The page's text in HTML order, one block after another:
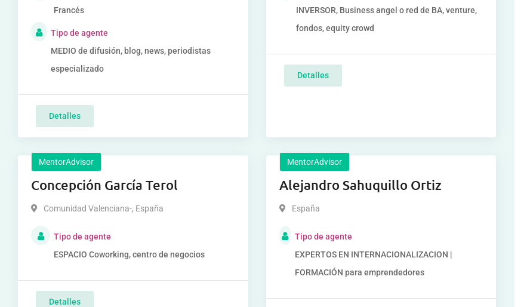
Francés
Tipo de agente
MEDIO de difusión, blog, news, periodistas
especializado
Detalles
INVERSOR, Business angel o red de BA, venture,
fondos, equity crowd
Detalles
MentorAdvisor
Concepción García Terol
Comunidad Valenciana-, España
Tipo de agente
ESPACIO Coworking, centro de negocios
Detalles
MentorAdvisor
Alejandro Sahuquillo Ortiz
España
Tipo de agente
EXPERTOS EN INTERNACIONALIZACION |
FORMACIÓN para emprendedores